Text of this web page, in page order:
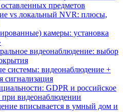
предметов
vs локальный NVR: плюсы,
камеры: установка
видеонаблюдение: выбор
системы: видеонаблюдение +
GDPR и российское
при видеонаблюдении
вписывается в умный дом и